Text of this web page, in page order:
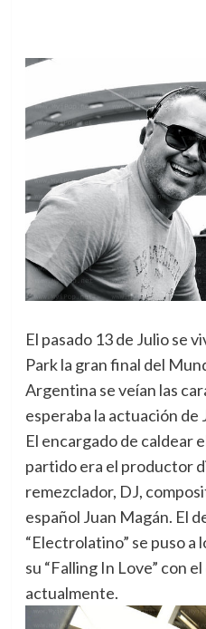
El pasado 13 de Julio se
Park la gran final del
Argentina se veían las
esperaba la actuación de
El encargado de caldear
partido era el productor
remezclador, DJ,
español Juan Magán. El
“Electrolatino” se puso a
su “Falling In Love” con
actualmente.